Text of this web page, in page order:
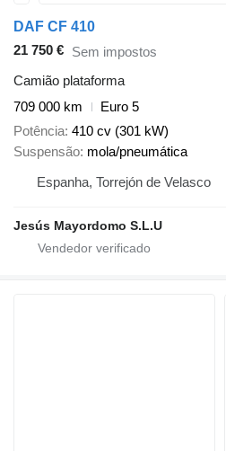
DAF CF 410
21 750 € Sem impostos
Camião plataforma
709 000 km
Euro 5
Potência 410 cv (301 kW)
Suspensão mola/pneumática
Espanha, Torrejón de Velasco
Jesús Mayordomo S.L.U